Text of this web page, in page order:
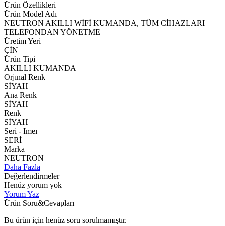
Ürün Özellikleri
Ürün Model Adı
NEUTRON AKILLI WİFİ KUMANDA, TÜM CİHAZLARI
TELEFONDAN YÖNETME
Üretim Yeri
ÇİN
Ürün Tipi
AKILLI KUMANDA
Orjınal Renk
SİYAH
Ana Renk
SİYAH
Renk
SİYAH
Seri - Imeı
SERİ
Marka
NEUTRON
Daha Fazla
Değerlendirmeler
Henüz yorum yok
Yorum Yaz
Ürün Soru&Cevapları
Bu ürün için henüz soru sorulmamıştır.